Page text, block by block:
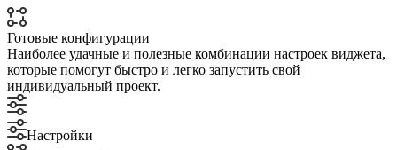
Готовые конфигурации
Наиболее удачные и полезные комбинации настроек виджета,
которые помогут быстро и легко запустить свой
индивидуальный проект.
Настройки